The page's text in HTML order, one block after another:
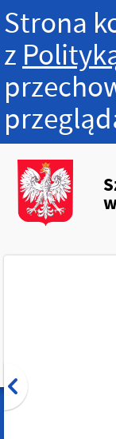
Strona
z